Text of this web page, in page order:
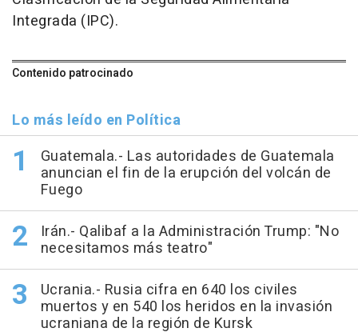
Integrada (IPC).
Contenido patrocinado
Lo más leído en Política
Guatemala.- Las autoridades de Guatemala
anuncian el fin de la erupción del volcán de
Fuego
Irán.- Qalibaf a la Administración Trump: "No
necesitamos más teatro"
Ucrania.- Rusia cifra en 640 los civiles
muertos y en 540 los heridos en la invasión
ucraniana de la región de Kursk